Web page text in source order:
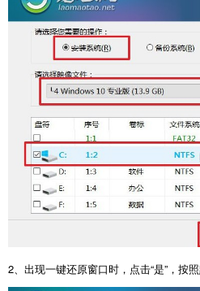
2 、出现一键还原窗口时，点击“是”，按